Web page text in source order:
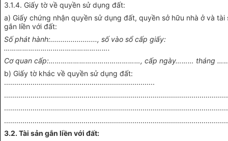
3.1.4. Giấy tờ về quyền sử dụng đất:
a) Giấy chứng nhận quyền sử dụng đất, quyền sở hữu nhà ở và tài
gắn liền với đất:
Số phát hành:......................., số vào sổ cấp giấy:
…………………………………………….
Cơ quan cấp:………………………………………, cấp ngày……… tháng
b) Giấy tờ khác về quyền sử dụng đất:
..........................................................................
3.2. Tài sản gắn liền với đất: